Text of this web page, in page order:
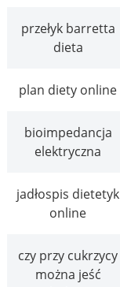
przełyk barretta
dieta
plan diety online
bioimpedancja
elektryczna
jadłospis dietetyk
online
czy przy cukrzycy
można jeść